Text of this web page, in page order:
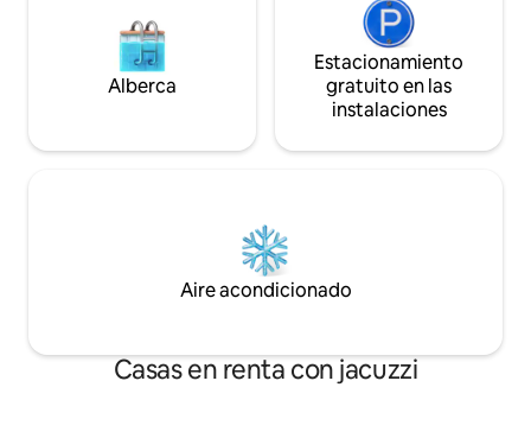
Alberca
Estacionamiento
gratuito en las
instalaciones
Aire acondicionado
Casas en renta con jacuzzi